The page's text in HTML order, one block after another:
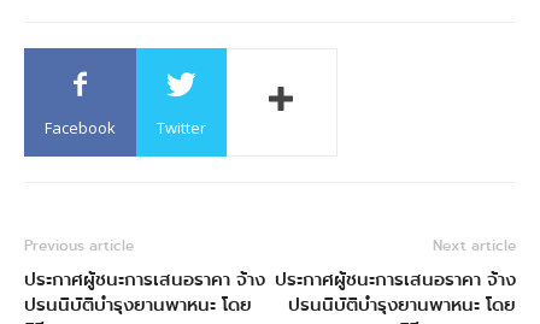
Facebook Twitter
Previous article
ประกาศผู้ชนะการเสนอราคา จ้าง
ปรนนิบัติบำรุงยานพาหนะ โดย
Next article
ประกาศผู้ชนะการเสนอราคา จ้าง
ปรนนิบัติบำรุงยานพาหนะ โดย